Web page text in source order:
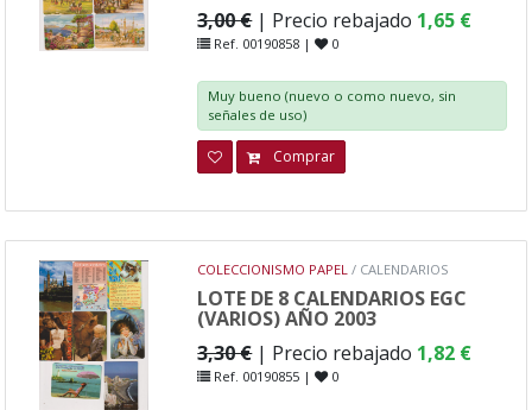
3,00 € | Precio rebajado 1,65 €
Ref. 00190858 | 0
Muy bueno (nuevo o como nuevo, sin
señales de uso)
Comprar
COLECCIONISMO PAPEL / CALENDARIOS
LOTE DE 8 CALENDARIOS EGC
(VARIOS) AÑO 2003
3,30 € | Precio rebajado 1,82 €
Ref. 00190855 | 0